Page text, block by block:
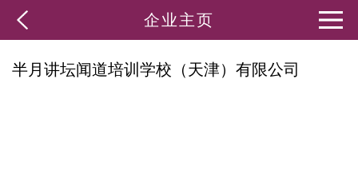
企业主页
半月讲坛闻道培训学校（天津）有限公司